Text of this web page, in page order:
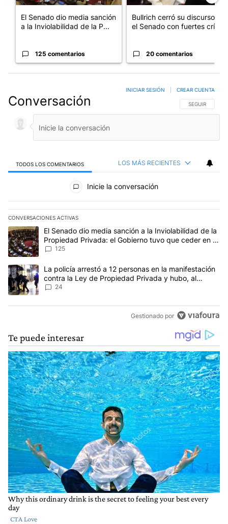
El Senado dio media sanción
a la Inviolabilidad de la P...
125 comentarios
Bullrich cerró su discurso en
el Senado con fuertes crí...
20 comentarios
Conversación SIGA ESTA
SEGUIR
INICIAR SESIÓN CREAR CUENTA
TODOS LOS COMENTARIOS LOS MÁS RECIENTES
Todos los comentarios
Inicie la conversación
CONVERSACIONES ACTIVAS
Este listado muestra los artículos con más comentarios en los
Un artículo de tendencia con el título "El Senado dio media
El Senado dio media sanción a la Inviolabilidad de la
Propiedad Privada: el Gobierno tuvo que ceder en la
Ley del Manejo del Fuego
125
Un artículo de tendencia con el título "La policía arrestó a 12
La policía arrestó a 12 personas en la manifestación
contra la Ley de Propiedad Privada y hubo, al
menos, 3 agentes heridos
24
Gestionado por